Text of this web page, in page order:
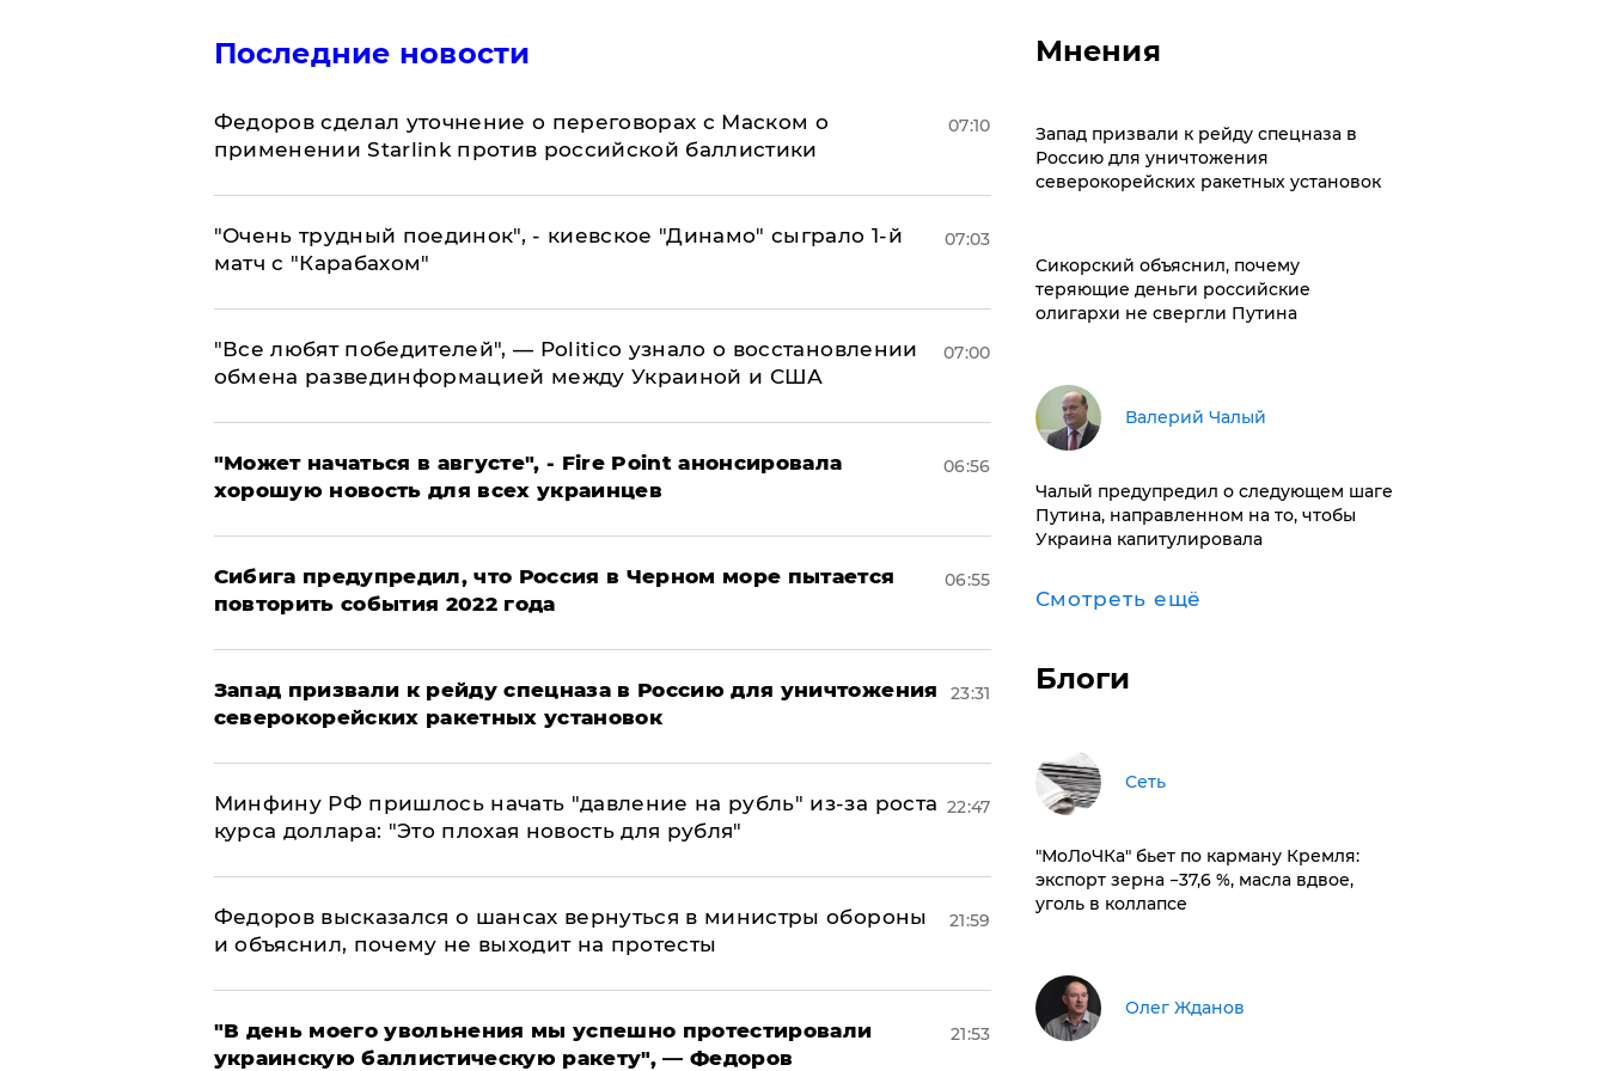
Последние новости
Федоров сделал уточнение о переговорах с Маском о
применении Starlink против российской баллистики
07:10
"Очень трудный поединок", - киевское "Динамо" сыграло 1-й
матч с "Карабахом"
07:03
​"Все любят победителей", — Politico узнало о восстановлении
обмена развединформацией между Украиной и США
07:00
"Может начаться в августе", - Fire Point анонсировала
хорошую новость для всех украинцев
06:56
Сибига предупредил, что Россия в Черном море пытается
повторить события 2022 года
06:55
Запад призвали к рейду спецназа в Россию для уничтожения
северокорейских ракетных установок
23:31
Минфину РФ пришлось начать "давление на рубль" из-за роста
курса доллара: "Это плохая новость для рубля"
22:47
Федоров высказался о шансах вернуться в министры обороны
и объяснил, почему не выходит на протесты
21:59
​"В день моего увольнения мы успешно протестировали
украинскую баллистическую ракету", — Федоров
21:53
Мнения
Запад призвали к рейду спецназа в
Россию для уничтожения
северокорейских ракетных установок
Сикорский объяснил, почему
теряющие деньги российские
олигархи не свергли Путина
Валерий Чалый
Чалый предупредил о следующем шаге
Путина, направленном на то, чтобы
Украина капитулировала
Смотреть ещё
Блоги
Сеть
​"МоЛоЧКа" бьет по карману Кремля:
экспорт зерна −37,6 %, масла вдвое,
уголь в коллапсе
Олег Жданов